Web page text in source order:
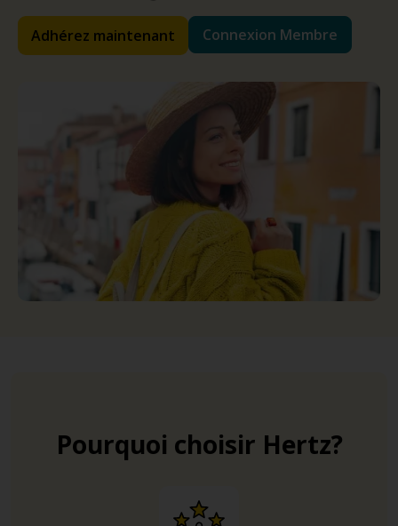
Adhérez maintenant Connexion Membre
Pourquoi choisir Hertz?